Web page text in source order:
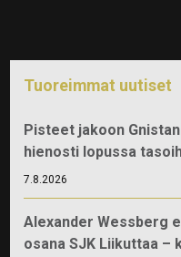
Tuoreimmat uutiset
Pisteet jakoon
hienosti lopussa
7.8.2026
Alexander Wessberg
osana SJK Liikuttaa –